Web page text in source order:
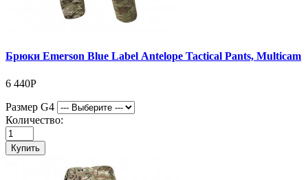
Брюки Emerson Blue Label Antelope Tactical Pants, Multicam
6 440Р
Размер G4
Количество:
Купить